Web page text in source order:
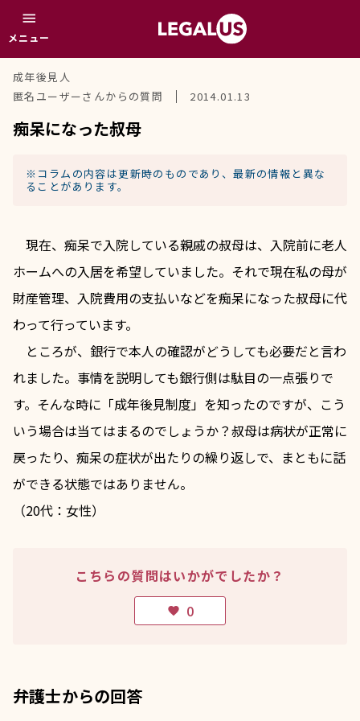
menu
メニュー
成年後見人
匿名ユーザーさんからの質問
2014.01.13
痴呆になった叔母
※コラムの内容は更新時のものであり、最新の情報と異な
ることがあります。
現在、痴呆で入院している親戚の叔母は、入院前に老人
ホームへの入居を希望していました。それで現在私の母が
財産管理、入院費用の支払いなどを痴呆になった叔母に代
わって行っています。
ところが、銀行で本人の確認がどうしても必要だと言わ
れました。事情を説明しても銀行側は駄目の一点張りで
す。そんな時に「成年後見制度」を知ったのですが、こう
いう場合は当てはまるのでしょうか？叔母は病状が正常に
戻ったり、痴呆の症状が出たりの繰り返しで、まともに話
ができる状態ではありません。
（20代：女性）
こちらの質問はいかがでしたか？
favorite 0
弁護士からの回答